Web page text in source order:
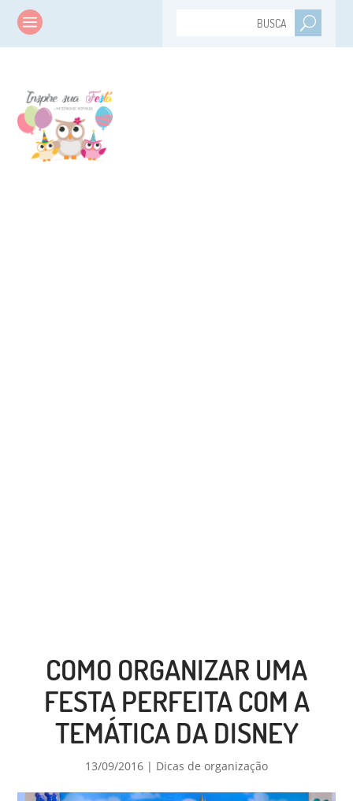
COMO ORGANIZAR UMA
FESTA PERFEITA COM A
TEMÁTICA DA DISNEY
13/09/2016 | Dicas de organização